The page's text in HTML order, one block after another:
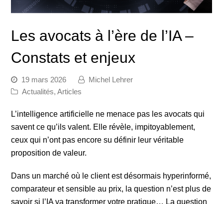
Les avocats à l’ère de l’IA –
Constats et enjeux
19 mars 2026
Michel Lehrer
Actualités,Articles
L’intelligence artificielle ne menace pas les avocats qui
savent ce qu’ils valent. Elle révèle, impitoyablement,
ceux qui n’ont pas encore su définir leur véritable
proposition de valeur.
Dans un marché où le client est désormais hyperinformé,
comparateur et sensible au prix, la question n’est plus de
savoir si l’IA va transformer votre pratique… La question